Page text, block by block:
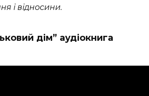
і відносини.
дім” аудіокнига